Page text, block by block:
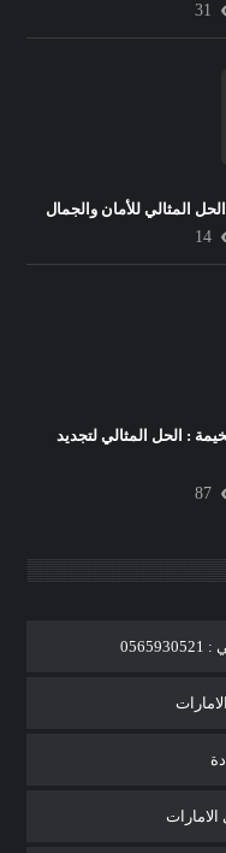
31
المثالي للأمان والجمال
14
: الحل المثالي لتجديد
87